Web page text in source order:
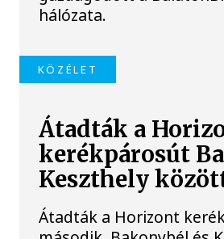
hálózata.
KÖZÉLET
Átadták a
kerékpárosút
Keszthely
Átadták a Horizont